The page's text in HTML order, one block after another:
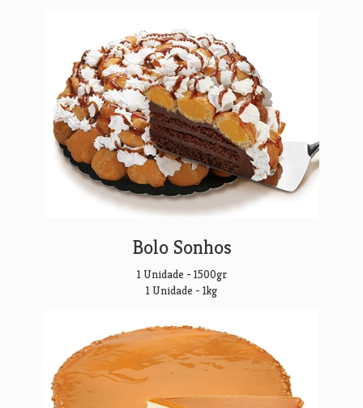
Bolo Sonhos
1 Unidade - 1500gr
1 Unidade - 1kg